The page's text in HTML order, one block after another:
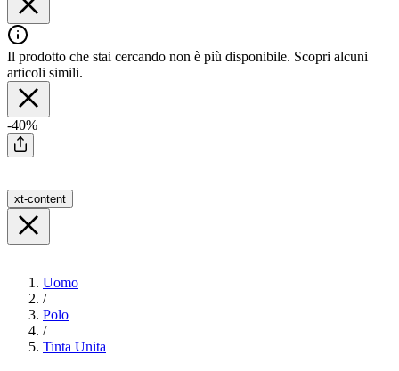
Il prodotto che stai cercando non è più disponibile. Scopri alcuni
articoli simili.
-40%
xt-content
Uomo
/
Polo
/
Tinta Unita